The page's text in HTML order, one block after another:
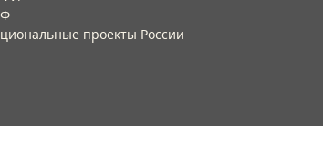
проекты России